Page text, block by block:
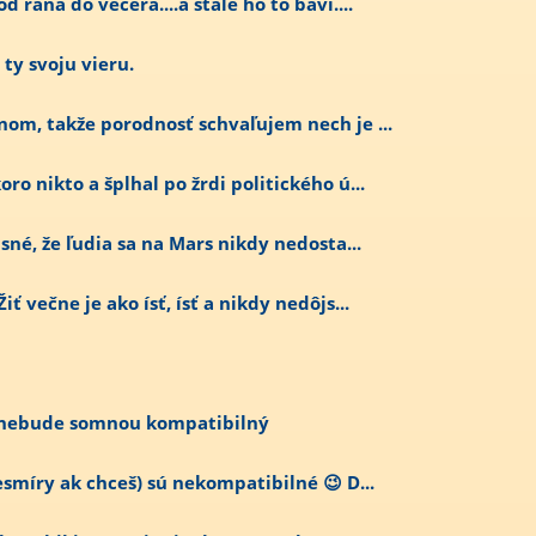
ty svoju vieru.
takže porodnosť schvaľujem nech je ...
nikto a šplhal po žrdi politického ú...
že ľudia sa na Mars nikdy nedosta...
večne je ako ísť, ísť a nikdy nedôjs...
somnou kompatibilný
ak chceš) sú nekompatibilné 😉 D...